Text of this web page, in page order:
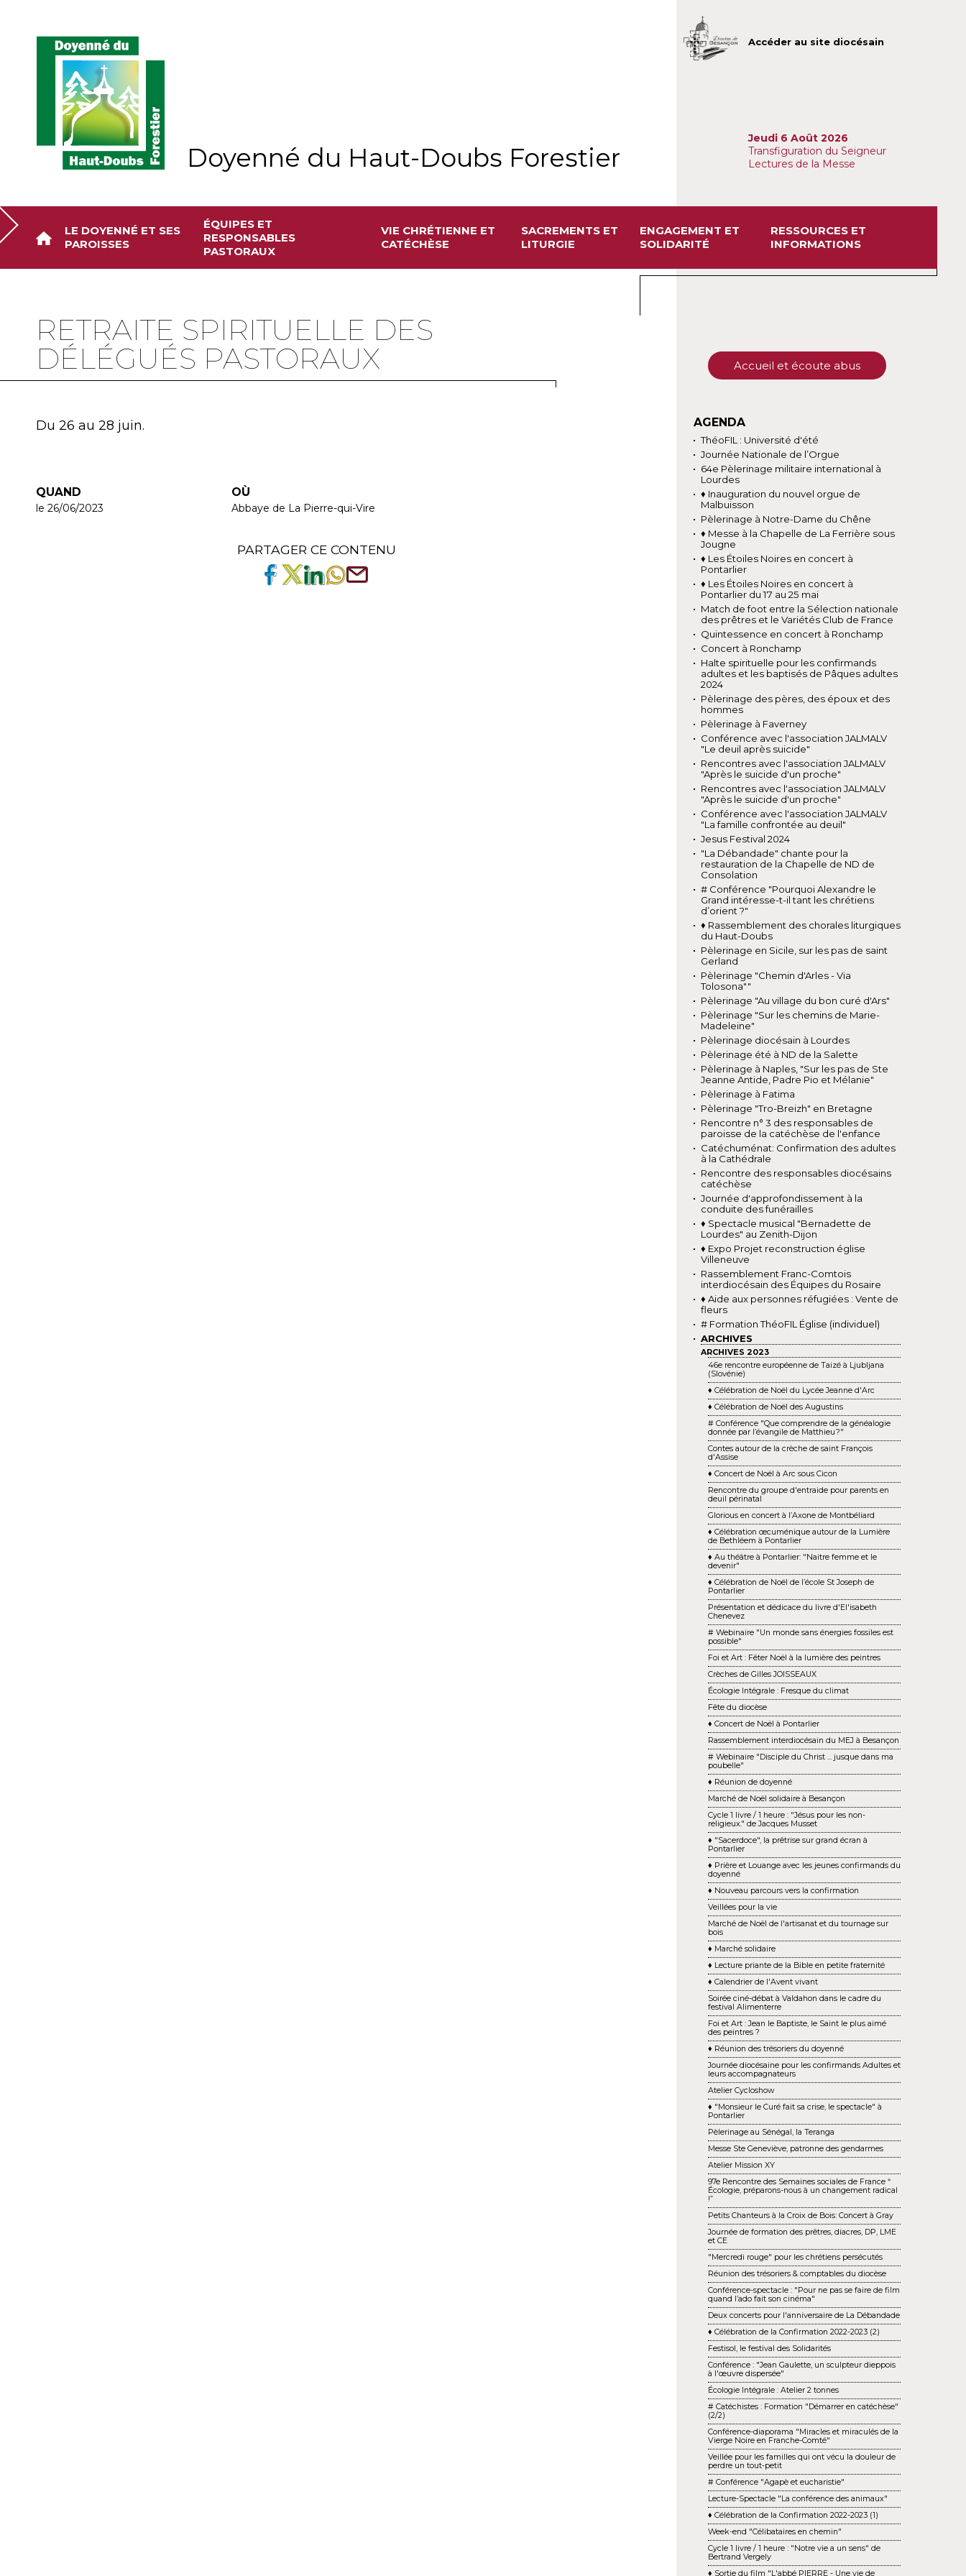
Accéder au site diocésain
Doyenné du Haut-Doubs Forestier
Jeudi 6 Août 2026
Transfiguration du Seigneur
Lectures de la Messe
LE DOYENNÉ ET SES
PAROISSES
ÉQUIPES ET
RESPONSABLES
PASTORAUX
VIE CHRÉTIENNE ET
CATÉCHÈSE
SACREMENTS ET
LITURGIE
ENGAGEMENT ET
SOLIDARITÉ
RESSOURCES ET
INFORMATIONS
RETRAITE SPIRITUELLE DES
DÉLÉGUÉS PASTORAUX
Du 26 au 28 juin.
QUAND
le 26/06/2023
OÙ
Abbaye de La Pierre-qui-Vire
PARTAGER CE CONTENU
Accueil et écoute abus
AGENDA
ThéoFIL : Université d'été
Journée Nationale de l’Orgue
64e Pèlerinage militaire international à
Lourdes
♦ Inauguration du nouvel orgue de
Malbuisson
Pèlerinage à Notre-Dame du Chêne
♦ Messe à la Chapelle de La Ferrière sous
Jougne
♦ Les Étoiles Noires en concert à
Pontarlier
♦ Les Étoiles Noires en concert à
Pontarlier du 17 au 25 mai
Match de foot entre la Sélection nationale
des prêtres et le Variétés Club de France
Quintessence en concert à Ronchamp
Concert à Ronchamp
Halte spirituelle pour les confirmands
adultes et les baptisés de Pâques adultes
2024
Pèlerinage des pères, des époux et des
hommes
Pèlerinage à Faverney
Conférence avec l'association JALMALV
"Le deuil après suicide"
Rencontres avec l'association JALMALV
"Après le suicide d'un proche"
Rencontres avec l'association JALMALV
"Après le suicide d'un proche"
Conférence avec l'association JALMALV
"La famille confrontée au deuil"
Jesus Festival 2024
"La Débandade" chante pour la
restauration de la Chapelle de ND de
Consolation
# Conférence "Pourquoi Alexandre le
Grand intéresse-t-il tant les chrétiens
d’orient ?"
♦ Rassemblement des chorales liturgiques
du Haut-Doubs
Pèlerinage en Sicile, sur les pas de saint
Gerland
Pèlerinage "Chemin d'Arles - Via
Tolosona""
Pèlerinage "Au village du bon curé d'Ars"
Pèlerinage "Sur les chemins de Marie-
Madeleine"
Pèlerinage diocésain à Lourdes
Pèlerinage été à ND de la Salette
Pèlerinage à Naples, "Sur les pas de Ste
Jeanne Antide, Padre Pio et Mélanie"
Pèlerinage à Fatima
Pèlerinage "Tro-Breizh" en Bretagne
Rencontre n° 3 des responsables de
paroisse de la catéchèse de l'enfance
Catéchuménat: Confirmation des adultes
à la Cathédrale
Rencontre des responsables diocésains
catéchèse
Journée d'approfondissement à la
conduite des funérailles
♦ Spectacle musical "Bernadette de
Lourdes" au Zenith-Dijon
♦ Expo Projet reconstruction église
Villeneuve
Rassemblement Franc-Comtois
interdiocésain des Équipes du Rosaire
♦ Aide aux personnes réfugiées : Vente de
fleurs
# Formation ThéoFIL Église (individuel)
ARCHIVES
ARCHIVES 2023
46e rencontre européenne de Taizé à Ljubljana
(Slovénie)
♦ Célébration de Noël du Lycée Jeanne d'Arc
♦ Célébration de Noël des Augustins
# Conférence "Que comprendre de la généalogie
donnée par l’évangile de Matthieu ?"
Contes autour de la crèche de saint François
d'Assise
♦ Concert de Noël à Arc sous Cicon
Rencontre du groupe d'entraide pour parents en
deuil périnatal
Glorious en concert à l’Axone de Montbéliard
♦ Célébration œcuménique autour de la Lumière
de Bethléem à Pontarlier
♦ Au théâtre à Pontarlier: "Naitre femme et le
devenir"
♦ Célébration de Noël de l’école St Joseph de
Pontarlier
Présentation et dédicace du livre d'El'isabeth
Chenevez
# Webinaire "Un monde sans énergies fossiles est
possible"
Foi et Art : Fêter Noël à la lumière des peintres
Crèches de Gilles JOISSEAUX
Écologie Intégrale : Fresque du climat
Fête du diocèse
♦ Concert de Noël à Pontarlier
Rassemblement interdiocésain du MEJ à Besançon
# Webinaire "Disciple du Christ ... jusque dans ma
poubelle"
♦ Réunion de doyenné
Marché de Noël solidaire à Besançon
Cycle 1 livre / 1 heure : "Jésus pour les non-
religieux." de Jacques Musset
♦ "Sacerdoce", la prêtrise sur grand écran à
Pontarlier
♦ Prière et Louange avec les jeunes confirmands du
doyenné
♦ Nouveau parcours vers la confirmation
Veillées pour la vie
Marché de Noël de l'artisanat et du tournage sur
bois
♦ Marché solidaire
♦ Lecture priante de la Bible en petite fraternité
♦ Calendrier de l'Avent vivant
Soirée ciné-débat à Valdahon dans le cadre du
festival Alimenterre
Foi et Art : Jean le Baptiste, le Saint le plus aimé
des peintres ?
♦ Réunion des trésoriers du doyenné
Journée diocésaine pour les confirmands Adultes et
leurs accompagnateurs
Atelier Cycloshow
♦ "Monsieur le Curé fait sa crise, le spectacle" à
Pontarlier
Pèlerinage au Sénégal, la Teranga
Messe Ste Geneviève, patronne des gendarmes
Atelier Mission XY
97e Rencontre des Semaines sociales de France “
Écologie, préparons-nous à un changement ra dical
!”
Petits Chanteurs à la Croix de Bois: Concert à Gray
Journée de formation des prêtres, diacres, DP, LME
et CE
"Mercredi rouge" pour les chrétiens persécutés
Réunion des trésoriers & comptables du diocèse
Conférence-spectacle : "Pour ne pas se faire de film
quand l’ado fait son cinéma"
Deux concerts pour l'anniversaire de La Débandade
♦ Célébration de la Confirmation 2022-2023 (2)
Festisol, le festival des Solidarités
Conférence : "Jean Gaulette, un sculpteur dieppois
à l'œuvre dispersée"
Écologie Intégrale : Atelier 2 tonnes
# Catéchistes : Formation "Démarrer en catéchèse"
(2/2)
Conférence-diaporama "Miracles et miraculés de la
Vierge Noire en Franche-Comté"
Veillée pour les familles qui ont vécu la douleur de
perdre un tout-petit
# Conférence "Agapè et eucharistie"
Lecture-Spectacle "La conférence des animaux"
♦ Célébration de la Confirmation 2022-2023 (1)
Week-end "Célibataires en chemin"
Cycle 1 livre / 1 heure : "Notre vie a un sens" de
Bertrand Vergely
♦ Sortie du film "L'abbé PIERRE - Une vie de